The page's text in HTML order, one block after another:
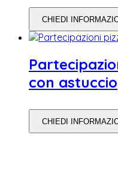
CHIEDI
con astuccio
CHIEDI